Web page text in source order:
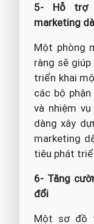
5- Hỗ trợ
marketing
Một phòng
ràng sẽ
triển khai
các bộ
và nhiệm
dàng xây
marketing
tiêu phát
6- Tăng
đổi
Một sơ đồ